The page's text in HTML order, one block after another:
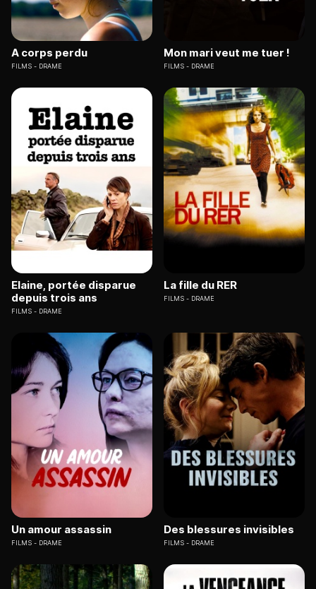
A corps perdu
FILMS DRAME
Mon mari veut me tuer !
FILMS DRAME
Elaine, portée disparue
depuis trois ans
FILMS DRAME
La fille du RER
FILMS DRAME
Un amour assassin
FILMS DRAME
Des blessures invisibles
FILMS DRAME